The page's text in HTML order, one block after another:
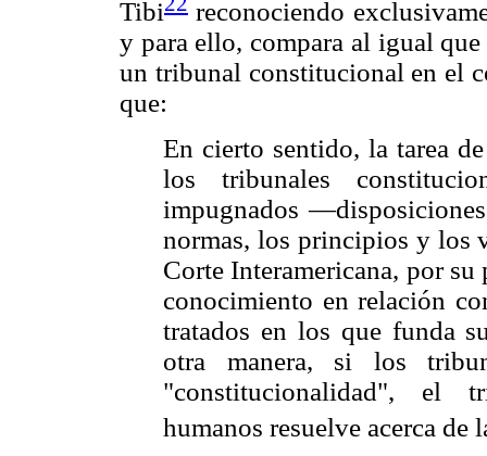
Tibi
reconociendo
y para ello, compara al igual
un tribunal constitucional en el
que:
En cierto sentido, la tarea
los tribunales
impugnados
normas, los principios y los
Corte Interamericana, por su
conocimiento en relación
tratados en los que funda
otra manera, si los
"constitucionalidad", el
humanos resuelve acerca